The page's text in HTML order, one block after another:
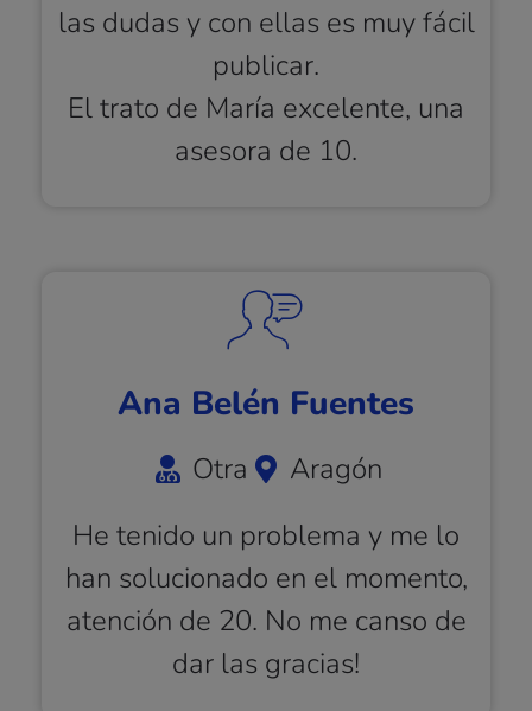
las dudas y con ellas es muy fácil
publicar.
El trato de María excelente, una
asesora de 10.
Ana Belén Fuentes
Otra
Aragón
He tenido un problema y me lo
han solucionado en el momento,
atención de 20. No me canso de
dar las gracias!